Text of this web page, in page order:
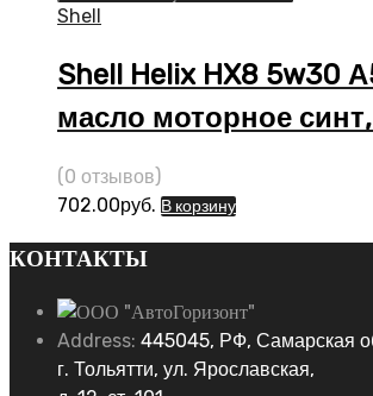
Shell
Shell Helix HX8 5w30
масло моторное синт,
(0 отзывов)
702.00руб. В корзину
КОНТАКТЫ
Address: 445045, РФ, Самарская
г. Тольятти, ул. Ярославская,